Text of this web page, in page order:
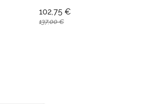
102,75 €
137,00 €